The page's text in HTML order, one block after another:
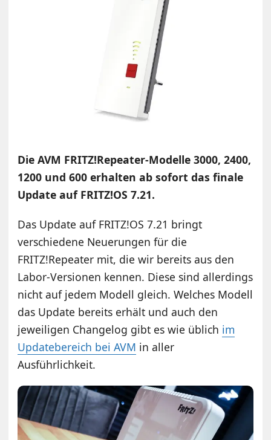
Die AVM FRITZ!Repeater-Modelle 3000, 2400,
1200 und 600 erhalten ab sofort das finale
Update auf FRITZ!OS 7.21.
Das Update auf FRITZ!OS 7.21 bringt
verschiedene Neuerungen für die
FRITZ!Repeater mit, die wir bereits aus den
Labor-Versionen kennen. Diese sind allerdings
nicht auf jedem Modell gleich. Welches Modell
das Update bereits erhält und auch den
jeweiligen Changelog gibt es wie üblich im
Updatebereich bei AVM in aller
Ausführlichkeit.